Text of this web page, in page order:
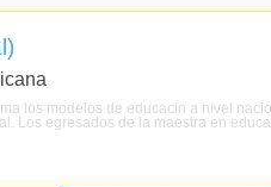
los modelos de educacin a nivel
Los egresados de la maestra en